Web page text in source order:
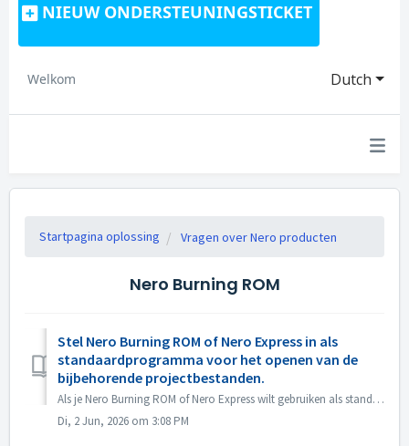
NIEUW ONDERSTEUNINGSTICKET
Dutch
Welkom
Startpagina oplossing Vragen over Nero producten
Nero Burning ROM
Stel Nero Burning ROM of Nero Express in als
standaardprogramma voor het openen van de
bijbehorende projectbestanden.
Als je Nero Burning ROM of Nero Express wilt gebruiken als standaardprogramma voor het openen van Nero Burning ROM-projectbestanden of Nero Express-projecte...
Di, 2 Jun, 2026 om 3:08 PM